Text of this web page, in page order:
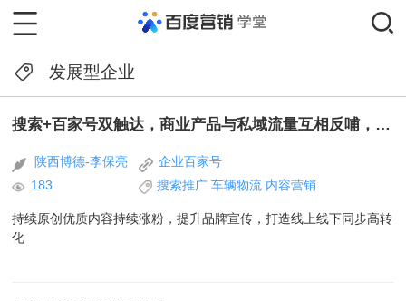
发展型企业
搜索+百家号双触达，商业产品与私域流量互相反哺，形成良性营销闭环
陕西博德-李保亮
企业百家号
183
搜索推广 车辆物流 内容营销
持续原创优质内容持续涨粉，提升品牌宣传，打造线上线下同步高转
化